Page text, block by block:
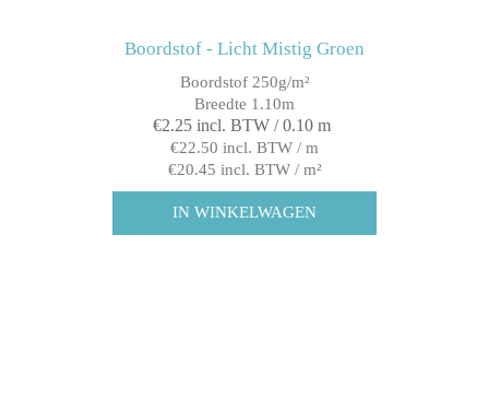
Boordstof - Licht Mistig Groen
Boordstof 250g/m²
Breedte 1.10m
€2.25 incl. BTW / 0.10 m
€22.50 incl. BTW / m
€20.45 incl. BTW / m²